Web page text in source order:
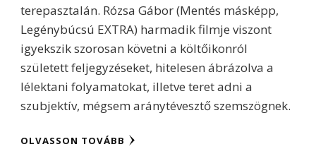
terepasztalán. Rózsa Gábor (Mentés másképp,
Legénybúcsú EXTRA) harmadik filmje viszont
igyekszik szorosan követni a költőikonról
született feljegyzéseket, hitelesen ábrázolva a
lélektani folyamatokat, illetve teret adni a
szubjektív, mégsem aránytévesztő szemszögnek.
OLVASSON TOVÁBB